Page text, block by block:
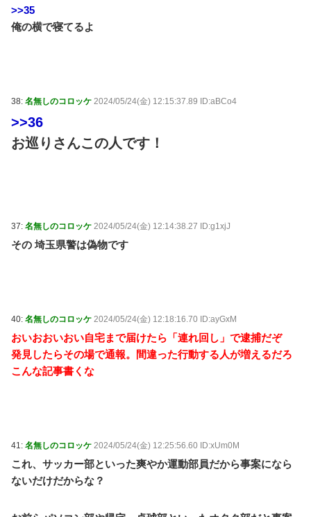
>>35
俺の横で寝てるよ
38: 名無しのコロッケ 2024/05/24(金) 12:15:37.89 ID:aBCo4
>>36
お巡りさんこの人です！
37: 名無しのコロッケ 2024/05/24(金) 12:14:38.27 ID:g1xjJ
その 埼玉県警は偽物です
40: 名無しのコロッケ 2024/05/24(金) 12:18:16.70 ID:ayGxM
おいおおいおい自宅まで届けたら「連れ回し」で逮捕だぞ
発見したらその場で通報。間違った行動する人が増えるだろ
こんな記事書くな
41: 名無しのコロッケ 2024/05/24(金) 12:25:56.60 ID:xUm0M
これ、サッカー部といった爽やか運動部員だから事案になら
ないだけだからな？